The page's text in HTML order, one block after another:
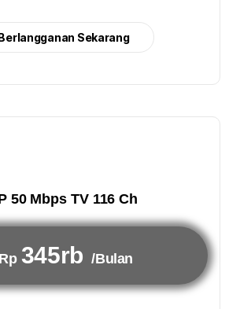
Sekarang
50 Mbps TV 116 Ch
Rp 345rb /Bulan